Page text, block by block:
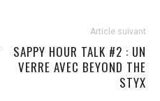
Article suivant
SAPPY HOUR TALK #2 : UN
VERRE AVEC BEYOND THE
STYX